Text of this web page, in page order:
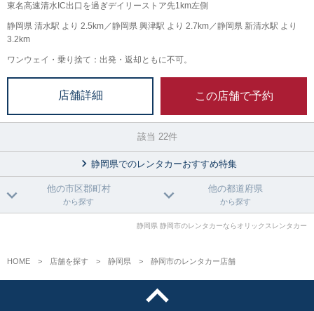
東名高速清水IC出口を過ぎデイリーストア先1km左側
静岡県 清水駅 より 2.5km／静岡県 興津駅 より 2.7km／静岡県 新清水駅 より
3.2km
ワンウェイ・乗り捨て：出発・返却ともに不可。
店舗詳細 この店舗で予約
該当 22件
静岡県でのレンタカーおすすめ特集
他の市区郡町村
から探す
他の都道府県
から探す
静岡県 静岡市のレンタカーならオリックスレンタカー
HOME 店舗を探す 静岡県 静岡市のレンタカー店舗